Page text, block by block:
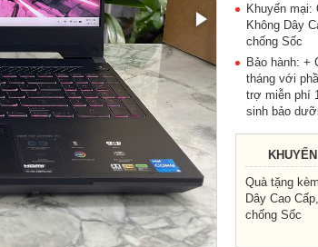
Khuyến mại:
Không Dây
chống Sốc
Bảo hành: +
tháng với
trợ miễn phí
sinh bảo
Quà tặng
Dây Cao
chống Sốc